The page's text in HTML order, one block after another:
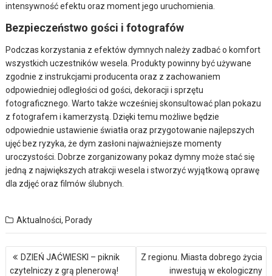
intensywność efektu oraz moment jego uruchomienia.
Bezpieczeństwo gości i fotografów
Podczas korzystania z efektów dymnych należy zadbać o komfort
wszystkich uczestników wesela. Produkty powinny być używane
zgodnie z instrukcjami producenta oraz z zachowaniem
odpowiedniej odległości od gości, dekoracji i sprzętu
fotograficznego. Warto także wcześniej skonsultować plan pokazu
z fotografem i kamerzystą. Dzięki temu możliwe będzie
odpowiednie ustawienie światła oraz przygotowanie najlepszych
ujęć bez ryzyka, że dym zasłoni najważniejsze momenty
uroczystości. Dobrze zorganizowany pokaz dymny może stać się
jedną z największych atrakcji wesela i stworzyć wyjątkową oprawę
dla zdjęć oraz filmów ślubnych.
Aktualności, Porady
Nawigacja
wpisu
DZIEŃ JAĆWIESKI – piknik
czytelniczy z grą plenerową!
Z regionu. Miasta dobrego życia
inwestują w ekologiczny